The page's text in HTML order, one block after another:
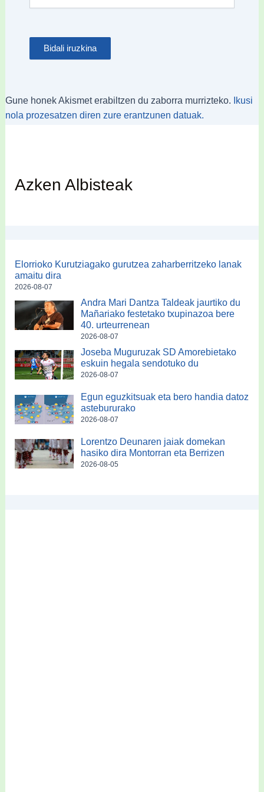
Gune honek Akismet erabiltzen du zaborra murrizteko.
Ikusi
nola prozesatzen diren zure erantzunen datuak.
Azken Albisteak
Elorrioko Kurutziagako gurutzea zaharberritzeko lanak
amaitu dira
2026-08-07
Andra Mari Dantza Taldeak jaurtiko du
Mañariako festetako txupinazoa bere
40. urteurrenean
2026-08-07
Joseba Muguruzak SD Amorebietako
eskuin hegala sendotuko du
2026-08-07
Egun eguzkitsuak eta bero handia datoz
astebururako
2026-08-07
Lorentzo Deunaren jaiak domekan
hasiko dira Montorran eta Berrizen
2026-08-05